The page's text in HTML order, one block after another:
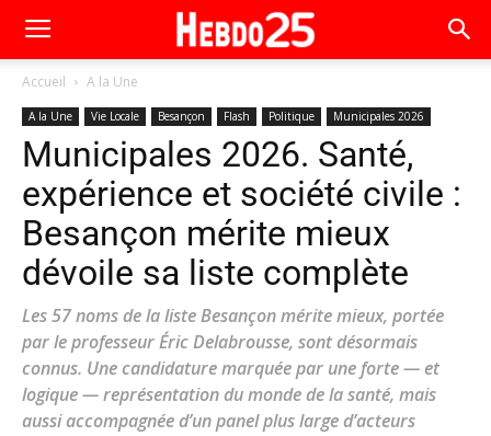
Accueil A la Une
A la Une Vie Locale Besançon Flash Politique Municipales 2026
Municipales 2026. Santé,
expérience et société civile :
Besançon mérite mieux
dévoile sa liste complète
Les 57 noms de la liste Besançon mérite mieux, portée
par le professeur Éric Delabrousse, sont désormais
connus. Une candidature marquée par une forte — et
logique — représentation du monde de la santé, mais
aussi accompagnée d’un panel plus large d’acteurs